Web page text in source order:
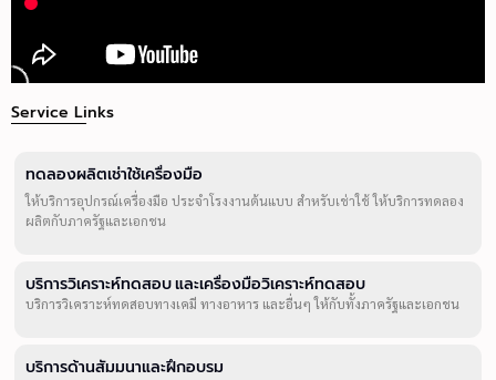
Service Links
ทดลองผลิตเช่าใช้เครื่องมือ
ให้บริการอุปกรณ์เครื่องมือ ประจำโรงงานต้นแบบ สำหรับเช่าใช้ ให้บริการทดลอง
ผลิตกับภาครัฐและเอกชน
บริการวิเคราะห์ทดสอบ และเครื่องมือวิเคราะห์ทดสอบ
บริการวิเคราะห์ทดสอบทางเคมี ทางอาหาร และอื่นๆ ให้กับทั้งภาครัฐและเอกชน
บริการด้านสัมมนาและฝึกอบรม